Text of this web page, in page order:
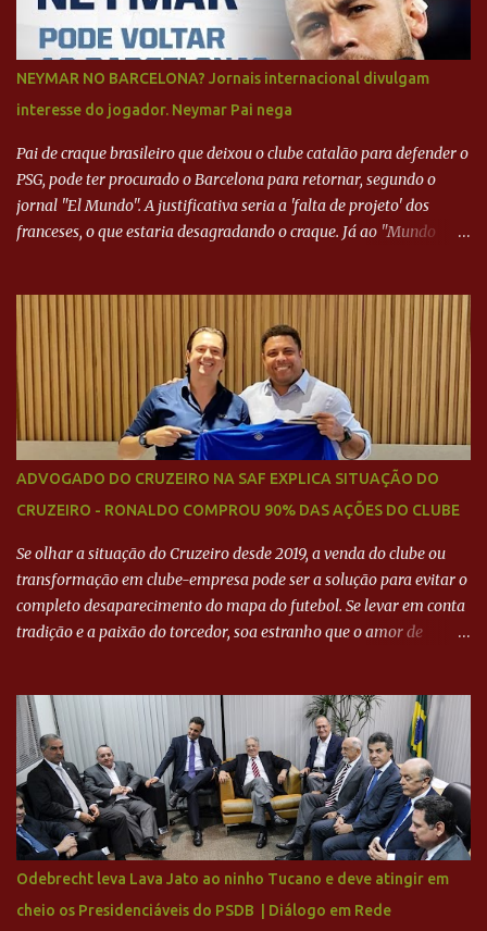
NEYMAR NO BARCELONA? Jornais internacional divulgam
interesse do jogador. Neymar Pai nega
Pai de craque brasileiro que deixou o clube catalão para defender o
PSG, pode ter procurado o Barcelona para retornar, segundo o
jornal "El Mundo". A justificativa seria a 'falta de projeto' dos
franceses, o que estaria desagradando o craque. Já ao "Mundo
Neymar Pai nega
ADVOGADO DO CRUZEIRO NA SAF EXPLICA SITUAÇÃO DO
CRUZEIRO - RONALDO COMPROU 90% DAS AÇÕES DO CLUBE
Se olhar a situação do Cruzeiro desde 2019, a venda do clube ou
transformação em clube-empresa pode ser a solução para evitar o
completo desaparecimento do mapa do futebol. Se levar em conta
tradição e a paixão do torcedor, soa estranho que o amor de
feito imediatamente para pagamento de dívidas emergenciais e
investimentos no departamento de futebol. O projeto apresentado
para a recuperação do Cruzeiro, o aporte financeiro inicial, com
Ronaldo sendo solidário à dívida de R$ 1 bilhão a partir de agora,
mais o peso que o ex-atacante tem no mundo do futebol, além de
sua história na Raposa, pesaram para que um dos mais icônicos
camisas 9 acertasse a compra do clube. Fonte: Itatiaia Fonte:
ADVOGADO DO CRUZEIRO NA SAF EXPLICA SITUAÇÃO DO
CRUZEIRO - RONALDO COMPROU 90% DAS AÇÕES DO CLUBE
Odebrecht leva Lava Jato ao ninho Tucano e deve atingir em
cheio os Presidenciáveis do PSDB | Diálogo em Rede